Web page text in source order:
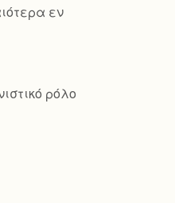
εν
ρόλο